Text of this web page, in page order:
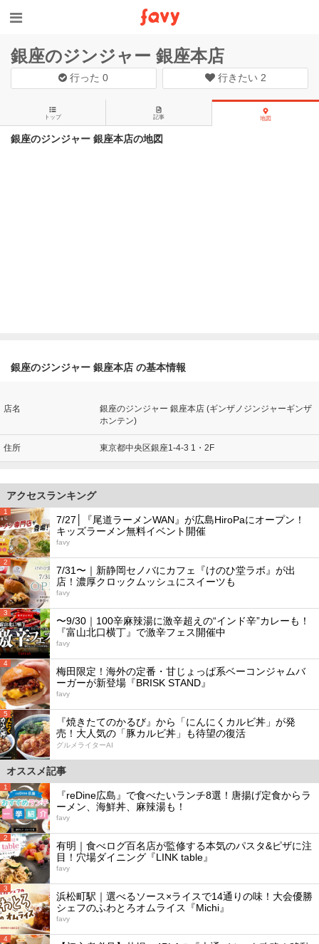
銀座のジンジャー 銀座本店
行った0 行きたい 2
トップ 記事 地図
銀座のジンジャー 銀座本店の地図
銀座のジンジャー 銀座本店 の基本情報
店名
銀座のジンジャー 銀座本店 (ギンザノジンジャーギンザ
ホンテン)
住所 東京都中央区銀座1-4-3 1・2F
アクセスランキング
1
7/27│『尾道ラーメンWAN』が広島HiroPaにオープン！
キッズラーメン無料イベント開催
favy
2
7/31〜｜新静岡セノバにカフェ『けのひ堂ラボ』が出
店！濃厚クロックムッシュにスイーツも
favy
3
〜9/30｜100辛麻辣湯に激辛超えの“インド辛”カレーも！
『富山北口横丁』で激辛フェス開催中
favy
4
梅田限定！海外の定番・甘じょっぱ系ベーコンジャムバ
ーガーが新登場『BRISK STAND』
favy
5
『焼きたてのかるび』から「にんにくカルビ丼」が発
売！大人気の「豚カルビ丼」も待望の復活
グルメライターAI
オススメ記事
1
『reDine広島』で食べたいランチ8選！唐揚げ定食からラ
ーメン、海鮮丼、麻辣湯も！
favy
2
有明｜食べログ百名店が監修する本気のパスタ&ピザに注
目！穴場ダイニング『LINK table』
favy
3
浜松町駅｜選べるソース×ライスで14通りの味！大会優勝
シェフのふわとろオムライス『Michi』
favy
4